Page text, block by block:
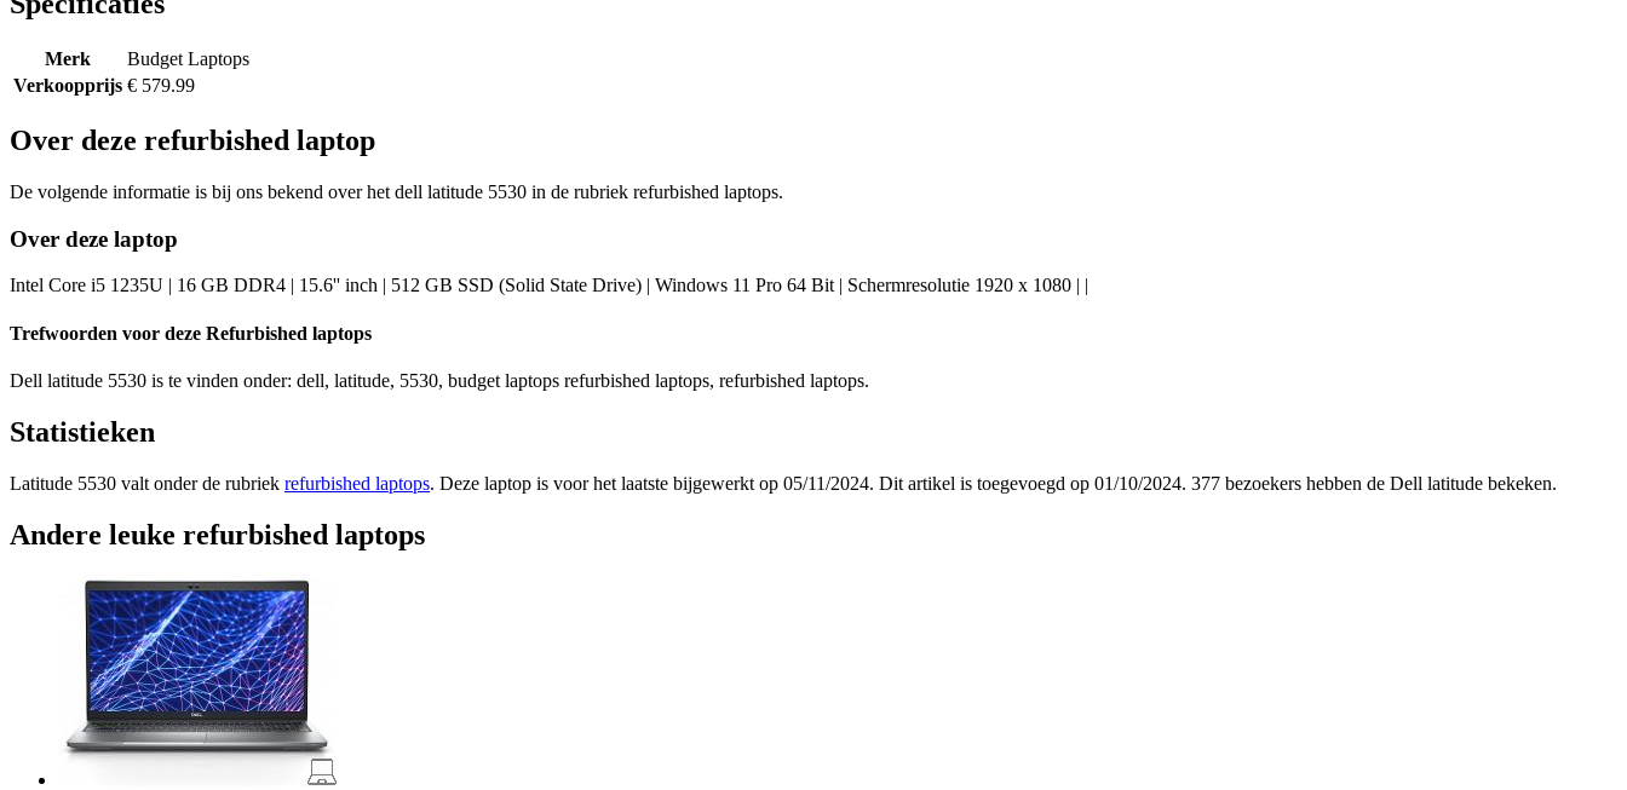
Merk
Budget Laptops
Verkoopprijs € 579.99
Over deze refurbished laptop
De volgende informatie is bij ons bekend over het dell latitude 5530 in de rubriek refurbished laptops.
Over deze laptop
Intel Core i5 1235U | 16 GB DDR4 | 15.6'' inch | 512 GB SSD (Solid State Drive) | Windows 11 Pro 64 Bit | Schermresolutie 1920 x 1080 | |
Trefwoorden voor deze Refurbished laptops
Dell latitude 5530 is te vinden onder: dell, latitude, 5530, budget laptops refurbished laptops, refurbished laptops.
Statistieken
Latitude 5530 valt onder de rubriek refurbished laptops. Deze laptop is voor het laatste bijgewerkt op 05/11/2024. Dit artikel is toegevoegd op 01/10/2024. 377 bezoekers hebben de Dell latitude bekeken.
Andere leuke refurbished laptops